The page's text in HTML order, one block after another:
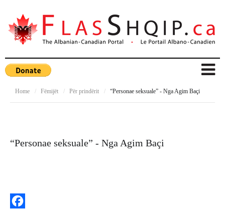
Home / Fëmijët / Për prindërit / “Personae seksuale” - Nga Agim Baçi
“Personae seksuale” - Nga Agim Baçi